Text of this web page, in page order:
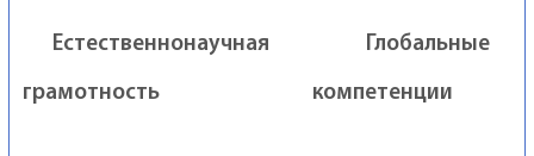
Естественнонаучная
грамотность
Глобальные
компетенции